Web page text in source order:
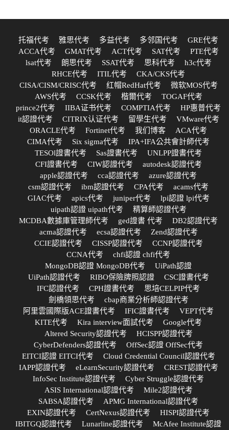
托福代考 雅思代考 多益代考 多邻国代考
GRE代考
ACCA代考
GMAT代考 ACT代考 SAT代考
PTE代考
lsat代考
朗思代考 SSAT代考 思科代考
h3c代考
RHCE代考
ITIL代考
CKA/CKS代考
CISA/CISM/CRISC代考
红帽RedHat代考
微软MOS代考
AWS代考
CCSK代考 楷爾代考
TOGAF代考
prince2代考
IIBA证书代考 COMPTIA代考
HP惠普代考
it認證代考
CITRIX认证代考 留學生代考
VMware代考
ORACLE代考
Fortinet代考 我们博客
ACA代考
CIMA代考
Six sigma代考
IPA+IFA公共會計師代考
TESOl證書代考
Sas證書代考
UNLPP證書代考
CFI證書代考
CIW認證代考
autodesk認證代考
apple認證代考
cca認證代考
azure認證代考
csm認證代考
ibm認證代考 CPA代考
acams代考
GIAC代考
apics代考 juniper代考
lpi認證 lpi代考
uipath認證 uipath代考
精算師認證代考
MCDBA數據庫管理師代考
ged證書 代考
DB2認證代考
acma認證代考
ecsa認證代考
Zend認證代考
CCIE認證代考
CISSP認證代考
CCNP認證代考
CCNA代考
chfi認證 chfi代考
MongoDB認證 MongoDB代考
UiPath認證
UiPath認證代考
RIBO保險牌照認證
CSC證書代考
IFC認證代考
CPH證書代考
思培CELPIP代考
劍橋領思代考
cbap商業分析師認證代考
阿里雲國際版ACE證書代考
IFIC證書代考
VEPT代考
KITE代考
Kira interview面試代考
Google代考
Altered Security認證代考
HCISPP認證代考
CyberDefenders認證代考
OffSec認證 OffSec代考
EITCI認證 EITCI代考
Cloud Credential Council認證代考
IAPP認證代考
eLearnSecurity認證代考
CREST認證代考
InfoSec Institute認證代考
Cyber Struggle認證代考
ASIS International認證代考
Mile2認證代考
SABSA認證代考
APMG International認證代考
EXIN認證代考
CertNexus認證代考
HISPI認證代考
IBITGQ認證代考
Lunarline認證代考
McAfee Institute認證